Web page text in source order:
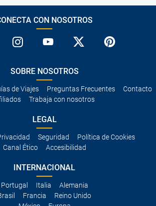
CON NOSOTROS
SOBRE NOSOTROS
de Viajes Preguntas Frecuentes
Contacto
Trabaja con nosotros
LEGAL
Seguridad
Política de Cookies
Canal Ético
Accesibilidad
INTERNACIONAL
Portugal Italia
Alemania
Francia
Reino Unido